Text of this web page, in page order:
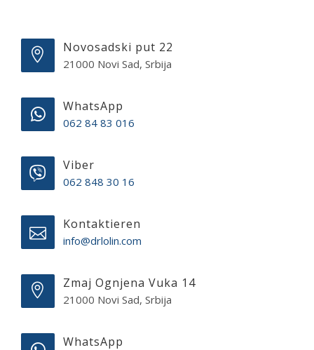
Novosadski put 22
21000 Novi Sad, Srbija
WhatsApp
062 84 83 016
Viber
062 848 30 16
Kontaktieren
info@drlolin.com
Zmaj Ognjena Vuka 14
21000 Novi Sad, Srbija
WhatsApp